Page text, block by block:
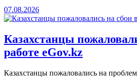
07.08.2026
Казахстанцы
работе eGov.kz
Казахстанцы пожаловались на